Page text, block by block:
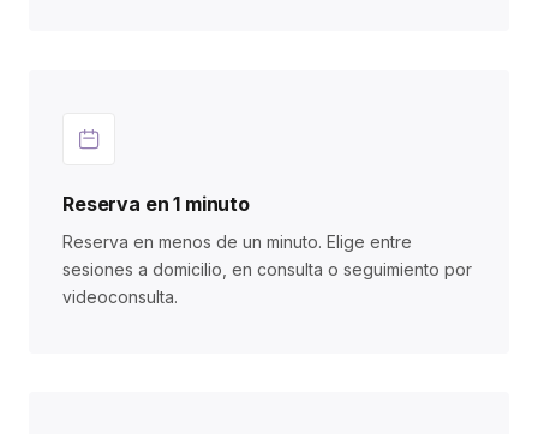
Reserva en 1 minuto
Reserva en menos de un minuto. Elige entre
sesiones a domicilio, en consulta o seguimiento por
videoconsulta.